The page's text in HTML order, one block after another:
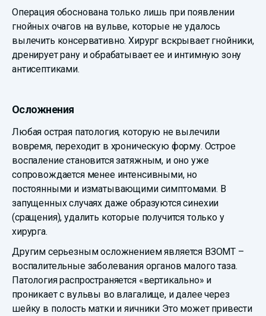
Операция обоснована только лишь при появлении
гнойных очагов на вульве, которые не удалось
вылечить консервативно. Хирург вскрывает гнойники,
дренирует рану и обрабатывает ее и интимную зону
антисептиками.
Осложнения
Любая острая патология, которую не вылечили
вовремя, переходит в хроническую форму. Острое
воспаление становится затяжным, и оно уже
сопровождается менее интенсивными, но
постоянными и изматывающими симптомами. В
запущенных случаях даже образуются синехии
(сращения), удалить которые получится только у
хирурга.
Другим серьезным осложнением является ВЗОМТ –
воспалительные заболевания органов малого таза.
Патология распространяется «вертикально» и
проникает с вульвы во влагалище, и далее через
шейку в полость матки и яичники Это может привести